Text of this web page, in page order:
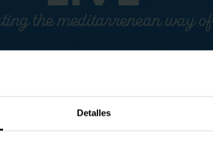
Detalles